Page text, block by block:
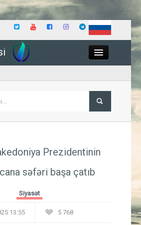
İqtisadiyyat
Prezidentinin
səfəri başa çatıb
Siyasət
13:55 5 768